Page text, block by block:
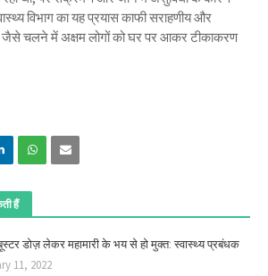
विभाग का यह प्रयास काफी सराहणीय और
चलने में अक्षम लोगों को घर पर आकर टीकाकरण
हैं
डोज़ लेकर महामारी के भय से हो मुक्त: स्वास्थ्य प्रबंधक
11, 2022